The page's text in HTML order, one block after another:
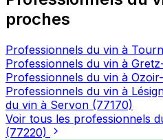
proches
Professionnels du vin à
Professionnels du vin à
Professionnels du vin à
Professionnels du vin à
du vin à Servon (77170)
Voir tous les professionnels
(77220)